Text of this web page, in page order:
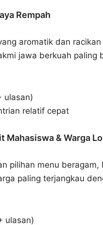
Rempah
aromatik dan
jawa berkuah paling
ulasan)
relatif cepat
Mahasiswa & Warga
pilihan menu
paling terjangkau
ulasan)